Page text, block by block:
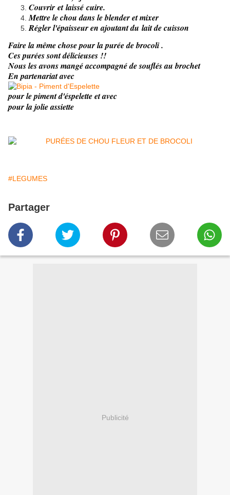
Couvrir et laissé cuire.
Mettre le chou dans le blender et mixer
Régler l'épaisseur en ajoutant du lait de cuisson
​Faire la même chose pour la purée de brocoli .
Ces purées sont délicieuses !!
Nous les avons mangé accompagné de souflés au brochet
En partenariat avec
pour le piment d'éspelette et avec
pour la jolie assiette
#LEGUMES
Partager
Publicité